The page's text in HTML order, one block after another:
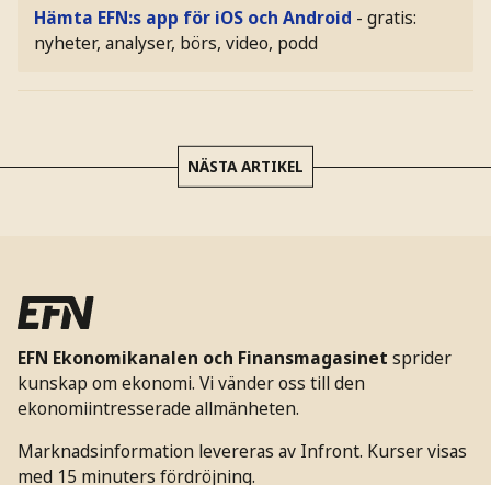
Hämta EFN:s app för iOS och Android - gratis:
nyheter, analyser, börs, video, podd
NÄSTA ARTIKEL
EFN Ekonomikanalen och Finansmagasinet sprider
kunskap om ekonomi. Vi vänder oss till den
ekonomiintresserade allmänheten.
Marknadsinformation levereras av Infront. Kurser visas
med 15 minuters fördröjning.